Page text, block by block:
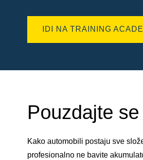
IDI NA TRAINING
Pouzdajte
Kako automobili postaju sve
profesionalno ne bavite